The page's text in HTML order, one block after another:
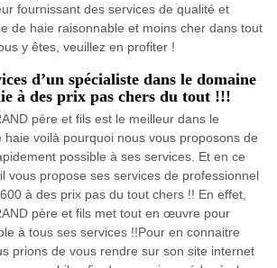
fournissant des services de qualité et
de haie raisonnable et moins cher dans tout
y êtes, veuillez en profiter !
d’un spécialiste dans le domaine
à des prix pas chers du tout !!!
père et fils est le meilleur dans le
haie voilà pourquoi nous vous proposons de
possible à ses services. Et en ce
vous propose ses services de professionnel
à des prix pas du tout chers !! En effet,
père et fils met tout en œuvre pour
à tous ses services !!Pour en connaitre
prions de vous rendre sur son site internet